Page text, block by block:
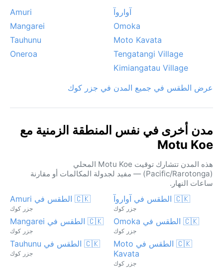
آواروآ
Amuri
Omoka
Mangarei
Moto Kavata
Tauhunu
Tengatangi Village
Oneroa
Kimiangatau Village
عرض الطقس في جميع المدن في جزر كوك
مدن أخرى في نفس المنطقة الزمنية مع
Motu Koe
هذه المدن تتشارك توقيت Motu Koe المحلي
(Pacific/Rarotonga) — مفيد لجدولة المكالمات أو مقارنة
ساعات النهار.
🇨🇰 الطقس في آواروآ
جزر كوك
🇨🇰 الطقس في Amuri
جزر كوك
🇨🇰 الطقس في Omoka
جزر كوك
🇨🇰 الطقس في Mangarei
جزر كوك
🇨🇰 الطقس في Moto
Kavata
جزر كوك
🇨🇰 الطقس في Tauhunu
جزر كوك